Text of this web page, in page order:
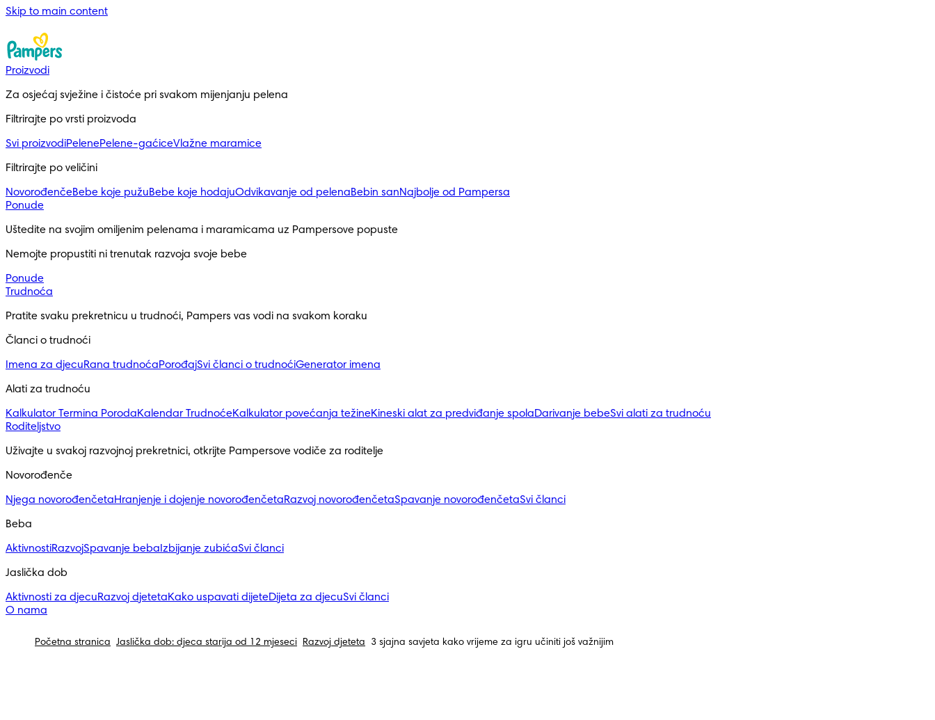
Skip to main content
Proizvodi
Za osjećaj svježine i čistoće pri svakom mijenjanju pelena
Filtrirajte po vrsti proizvoda
Svi proizvodiPelenePelene-gaćiceVlažne maramice
Filtrirajte po veličini
NovorođenčeBebe koje pužuBebe koje hodajuOdvikavanje od pelenaBebin sanNajbolje od Pampersa
Ponude
Uštedite na svojim omiljenim pelenama i maramicama uz Pampersove popuste
Nemojte propustiti ni trenutak razvoja svoje bebe
Ponude
Trudnoća
Pratite svaku prekretnicu u trudnoći, Pampers vas vodi na svakom koraku
Članci o trudnoći
Imena za djecuRana trudnoćaPorođajSvi članci o trudnoćiGenerator imena
Alati za trudnoću
Kalkulator Termina PorodaKalendar TrudnoćeKalkulator povećanja težineKineski alat za predviđanje spolaDarivanje bebeSvi alati za trudnoću
Roditeljstvo
Uživajte u svakoj razvojnoj prekretnici, otkrijte Pampersove vodiče za roditelje
Novorođenče
Njega novorođenčetaHranjenje i dojenje novorođenčetaRazvoj novorođenčetaSpavanje novorođenčetaSvi članci
Beba
AktivnostiRazvojSpavanje beba Izbijanje zubićaSvi članci
Jaslička dob
Aktivnosti za djecuRazvoj djetetaKako uspavati dijeteDijeta za djecuSvi članci
O nama
Početna stranica Jaslička dob: djeca starija od 12 mjeseci Razvoj djeteta 3 sjajna savjeta kako vrijeme za igru učiniti još važnijim